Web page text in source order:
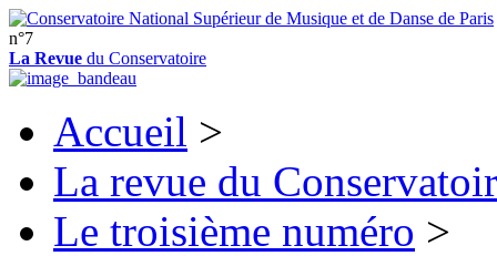
n°7
La Revue du Conservatoire
Accueil >
La revue du
Le troisième numéro >